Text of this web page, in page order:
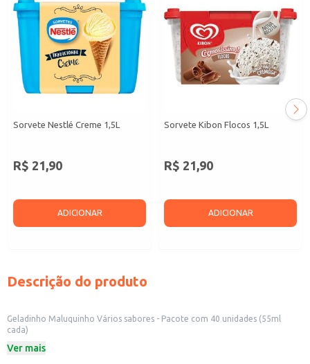
Sorvete Nestlé Creme 1,5L
R$ 21,90
ADICIONAR
Sorvete Kibon Flocos 1,5L
R$ 21,90
ADICIONAR
Descrição do produto
Geladinho Maluquinho Vários sabores - Pacote com 40 unidades (55ml
cada)
seu estabelecimento ou para consumo doméstico. Cada pacote contém 40
Ver mais